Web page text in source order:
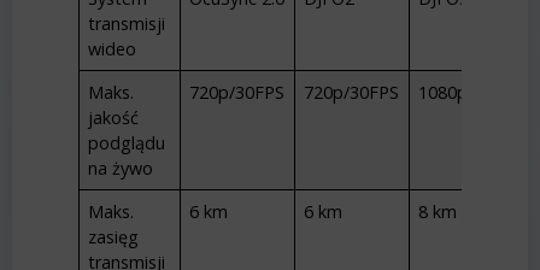
transmisji
wideo
Maks.
jakość
podglądu
na żywo
720p/30FPS 720p/30FPS 1080p/30FPS
Maks.
zasięg
transmisji
6 km 6 km 8 km